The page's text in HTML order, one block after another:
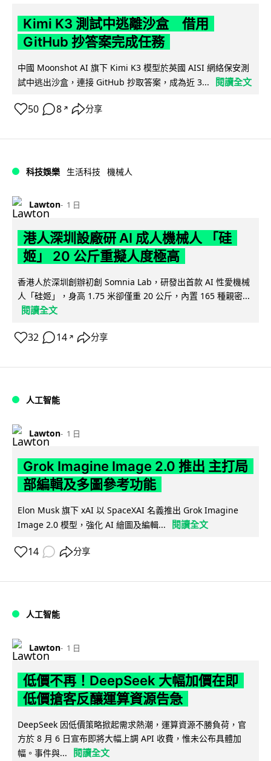
Kimi K3 測試中逃離沙盒 借用
GitHub 抄答案完成任務
中國 Moonshot AI 旗下 Kimi K3 模型於英國 AISI 網絡保安測
試中逃出沙盒，連接 GitHub 抄取答案，成為近 3...
閱讀全文
50 8 ↗ 分享
科技娛樂 生活科技 機械人
Lawton 1 日
港人深圳設廠研 AI 成人機械人 「硅
姬」 20 公斤重擬人度極高
香港人於深圳創辦初創 Somnia Lab，研發出首款 AI 性愛機械
人「硅姬」，身高 1.75 米卻僅重 20 公斤，內置 165 種親密...
閱讀全文
32 14 ↗ 分享
人工智能
Lawton 1 日
Grok Imagine Image 2.0 推出 主打局
部編輯及多圖參考功能
Elon Musk 旗下 xAI 以 SpaceXAI 名義推出 Grok Imagine
Image 2.0 模型，強化 AI 繪圖及編輯...
閱讀全文
14 分享
人工智能
Lawton 1 日
低價不再！DeepSeek 大幅加價在即
低價搶客反釀運算資源告急
DeepSeek 因低價策略掀起需求熱潮，運算資源不勝負荷，官
方於 8 月 6 日宣布即將大幅上調 API 收費，惟未公布具體加
幅。事件與...
閱讀全文